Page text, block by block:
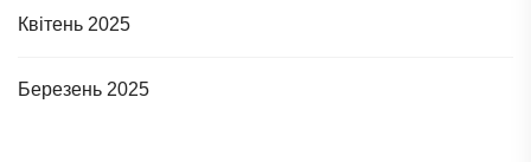
Квітень 2025
Березень 2025